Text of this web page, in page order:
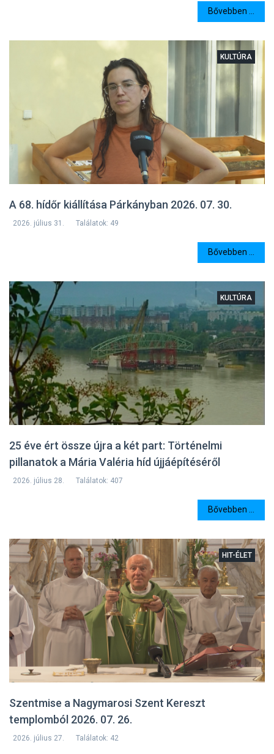
Bővebben ...
A 68. hídőr kiállítása Párkányban 2026. 07. 30.
KULTÚRA
2026. július 31. Találatok: 49
Bővebben ...
25 éve ért össze újra a két part: Történelmi
pillanatok a Mária Valéria híd újjáépítéséről
KULTÚRA
2026. július 28. Találatok: 407
Bővebben ...
Szentmise a Nagymarosi Szent Kereszt
templomból 2026. 07. 26.
HIT-ÉLET
2026. július 27. Találatok: 42